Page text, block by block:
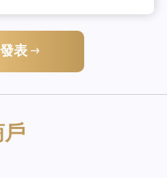
發表
戶